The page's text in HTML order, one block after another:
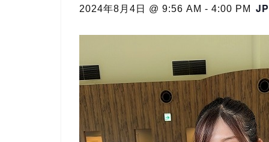
2024年8月4日 @ 9:56 AM - 4:00 PM